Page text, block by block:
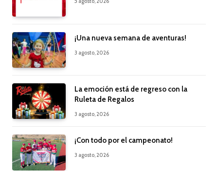
¡Una nueva semana de aventuras!
3 agosto, 2026
La emoción está de regreso con la
Ruleta de Regalos
3 agosto, 2026
¡Con todo por el campeonato!
3 agosto, 2026